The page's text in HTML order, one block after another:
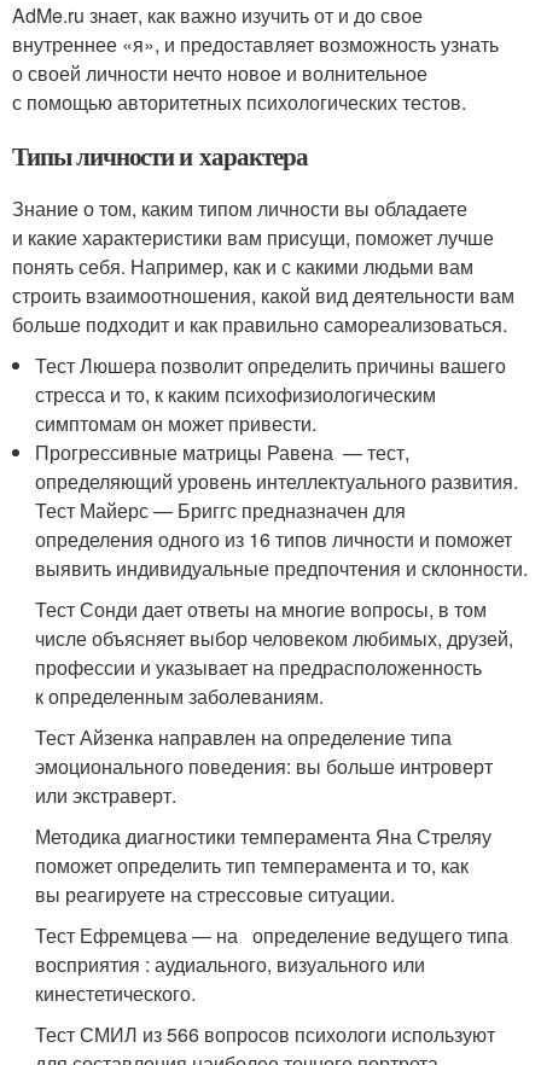
AdMe.ru знает, как важно изучить от и до свое
внутреннее «я», и предоставляет возможность узнать
о своей личности нечто новое и волнительное
с помощью авторитетных психологических тестов.
Типы личности и характера
Знание о том, каким типом личности вы обладаете
и какие характеристики вам присущи, поможет лучше
понять себя. Например, как и с какими людьми вам
строить взаимоотношения, какой вид деятельности вам
больше подходит и как правильно самореализоваться.
Тест Люшера позволит определить причины вашего
стресса и то, к каким психофизиологическим
симптомам он может привести.
Прогрессивные матрицы Равена — тест,
определяющий уровень интеллектуального развития.
Тест Майерс — Бриггс предназначен для
определения одного из 16 типов личности и поможет
выявить индивидуальные предпочтения и склонности.
Тест Сонди дает ответы на многие вопросы, в том
числе объясняет выбор человеком любимых, друзей,
профессии и указывает на предрасположенность
к определенным заболеваниям.
Тест Айзенка направлен на определение типа
эмоционального поведения: вы больше интроверт
или экстраверт.
Методика диагностики темперамента Яна Стреляу
поможет определить тип темперамента и то, как
вы реагируете на стрессовые ситуации.
Тест Ефремцева — на определение ведущего типа
восприятия : аудиального, визуального или
кинестетического.
Тест СМИЛ из 566 вопросов психологи используют